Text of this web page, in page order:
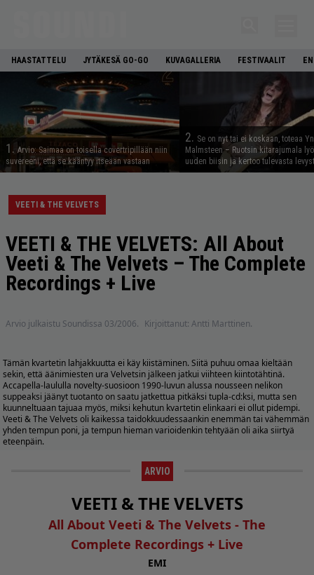
HAASTATTELU JYTÄKESÄ GO-GO KUVAGALLERIA FESTIVAALIT
1. Arvio: Saimaa on toisella covertripillään niin
suvereeni, että se kääntyy itseään vastaan
2. Se on nyt tai ei koskaan, toteaa
Malmsteen – Ruotsin kitarajumala
uuden biisin ja kertoo tulevasta
VEETI & THE VELVETS
VEETI & THE VELVETS: All About
Veeti & The Velvets – The Complete
Recordings + Live
Arvio julkaistu Soundissa 03/2006. Kirjoittanut: Antti Marttinen.
Tämän kvartetin lahjakkuutta ei käy kiistäminen. Siitä puhuu omaa kieltään
sekin, että äänimiesten ura Velvetsin jälkeen jatkui viihteen kiintotähtinä.
Accapella-laululla novelty-suosioon 1990-luvun alussa nousseen nelikon
suppeaksi jäänyt tuotanto on saatu jatkettua pitkäksi tupla-cd:ksi, mutta sen
kuunneltuaan tajuaa myös, miksi kehutun kvartetin elinkaari ei ollut pidempi.
Veeti & The Velvets oli kaikessa taidokkuudessaankin enemmän tai vähemmän
yhden tempun poni, ja tempun hieman varioidenkin tehtyään oli aika siirtyä
eteenpäin.
ARVIO
VEETI & THE VELVETS
All About Veeti & The Velvets - The
Complete Recordings + Live
EMI